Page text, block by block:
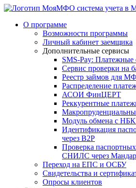
система учета
О программе
Возможности программы
Личный кабинет заемщика
Дополнительные сервисы
SMS-Pay:
Сервис проверки на
Реестр займов для
Распределение
АСОИ ФинЦЕРТ
Реккурентные
Модуль обмена с
Идентификация
через B2P
Проверка
СНИЛС через
Переход на ЕПС и ОСБУ
Свидетельства и
Опросы клиентов